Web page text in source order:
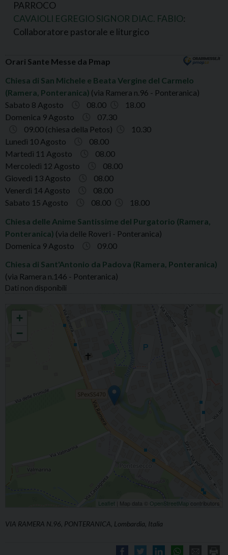
PARROCO
CAVAIOLI EGREGIO SIGNOR DIAC. FABIO:
Collaboratore pastorale e liturgico
Orari Sante Messe da Pmap
Chiesa di San Michele e Beata Vergine del Carmelo
(Ramera, Ponteranica) (via Ramera n.96 - Ponteranica)
Sabato 8 Agosto
08.00
18.00
Domenica 9 Agosto
07.30
09.00 (chiesa della Petos)
10.30
Lunedì 10 Agosto
08.00
Martedì 11 Agosto
08.00
Mercoledì 12 Agosto
08.00
Giovedì 13 Agosto
08.00
Venerdì 14 Agosto
08.00
Sabato 15 Agosto
08.00
18.00
Chiesa delle Anime Santissime del Purgatorio (Ramera,
Ponteranica) (via delle Roveri - Ponteranica)
Domenica 9 Agosto
09.00
Chiesa di Sant'Antonio da Padova (Ramera, Ponteranica)
(via Ramera n.146 - Ponteranica)
Dati non disponibili
RAMERA S.MICHELE ARC. E MADONNA DEL CARMINE
+
−
Leaflet | Map data © OpenStreetMap contributors
VIA RAMERA N.96, PONTERANICA, Lombardia, Italia